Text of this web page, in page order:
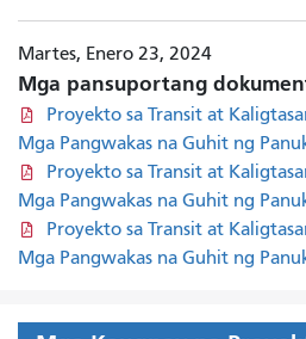
Martes, Enero 23, 2024
Mga pansuportang
Proyekto sa Transit at
Mga Pangwakas na Guhit ng
Proyekto sa Transit at
Mga Pangwakas na Guhit ng
Proyekto sa Transit at
Mga Pangwakas na Guhit ng